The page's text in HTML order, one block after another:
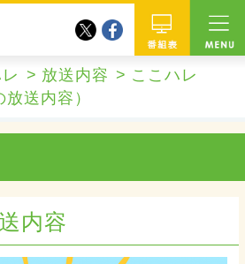
twitterfacebook
放送内容
ここハレ
送内容）
内容